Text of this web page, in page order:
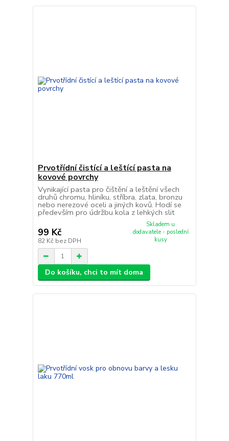
Prvotřídní čistící a leštící pasta na
kovové povrchy
Vynikající pasta pro čištění a leštění všech
druhů chromu, hliníku, stříbra, zlata, bronzu
nebo nerezové oceli a jiných kovů. Hodí se
především pro údržbu kola z lehkých slit
99 Kč
82 Kč bez DPH
Skladem u
dodavatele - poslední
kusy
Do košíku, chci to mít doma